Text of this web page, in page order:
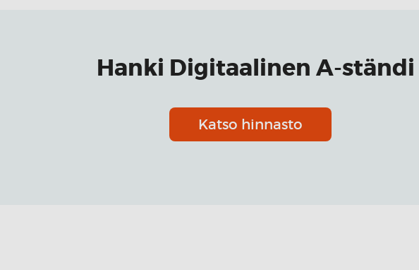
Hanki Digitaalinen A-ständi
Katso hinnasto